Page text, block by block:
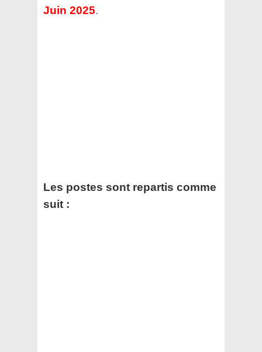
Juin 2025.
Les postes sont repartis comme
suit :